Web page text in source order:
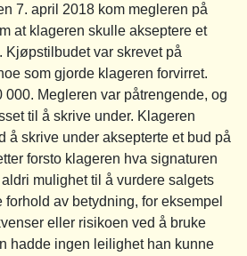
7. april 2018 kom megleren på
at klageren skulle akseptere et
Kjøpstilbudet var skrevet på
som gjorde klageren forvirret.
000. Megleren var påtrengende, og
til å skrive under. Klageren
å skrive under aksepterte et bud på
forsto klageren hva signaturen
mulighet til å vurdere salgets
av betydning, for eksempel
eller risikoen ved å bruke
hadde ingen leilighet han kunne